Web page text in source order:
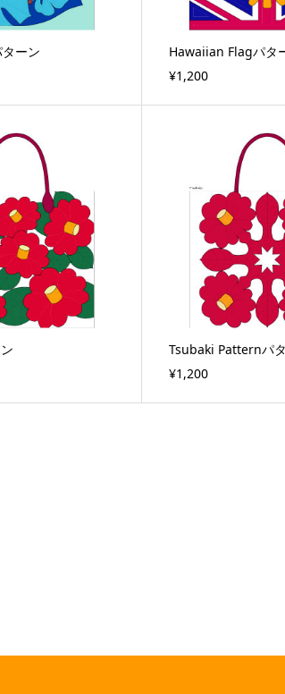
ーン
Hawaiian Flagパタ
¥1,200
Tsubaki Patternパ
¥1,200